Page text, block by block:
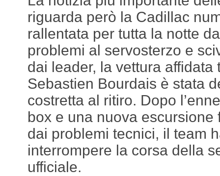
riguarda però la Cadillac
rallentata per tutta la notte
problemi al servosterzo e
dai leader, la vettura affidata
Sebastien Bourdais è stata
costretta al ritiro. Dopo
box e una nuova escursione
dai problemi tecnici, il team
interrompere la corsa della
ufficiale.